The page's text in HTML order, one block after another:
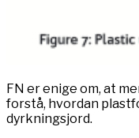
FN er enige om, at
forstå, hvordan
dyrkningsjord.